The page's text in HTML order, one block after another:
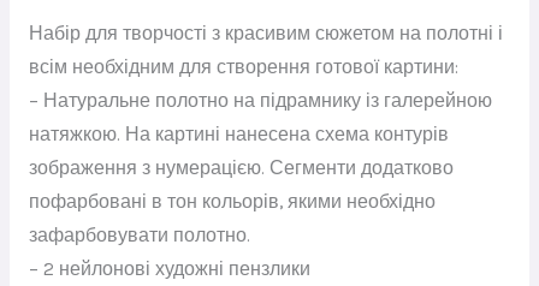
Набір для творчості з красивим сюжетом на полотні і
всім необхідним для створення готової картини:
– Натуральне полотно на підрамнику із галерейною
натяжкою. На картині нанесена схема контурів
зображення з нумерацією. Сегменти додатково
пофарбовані в тон кольорів, якими необхідно
зафарбовувати полотно.
– 2 нейлонові художні пензлики